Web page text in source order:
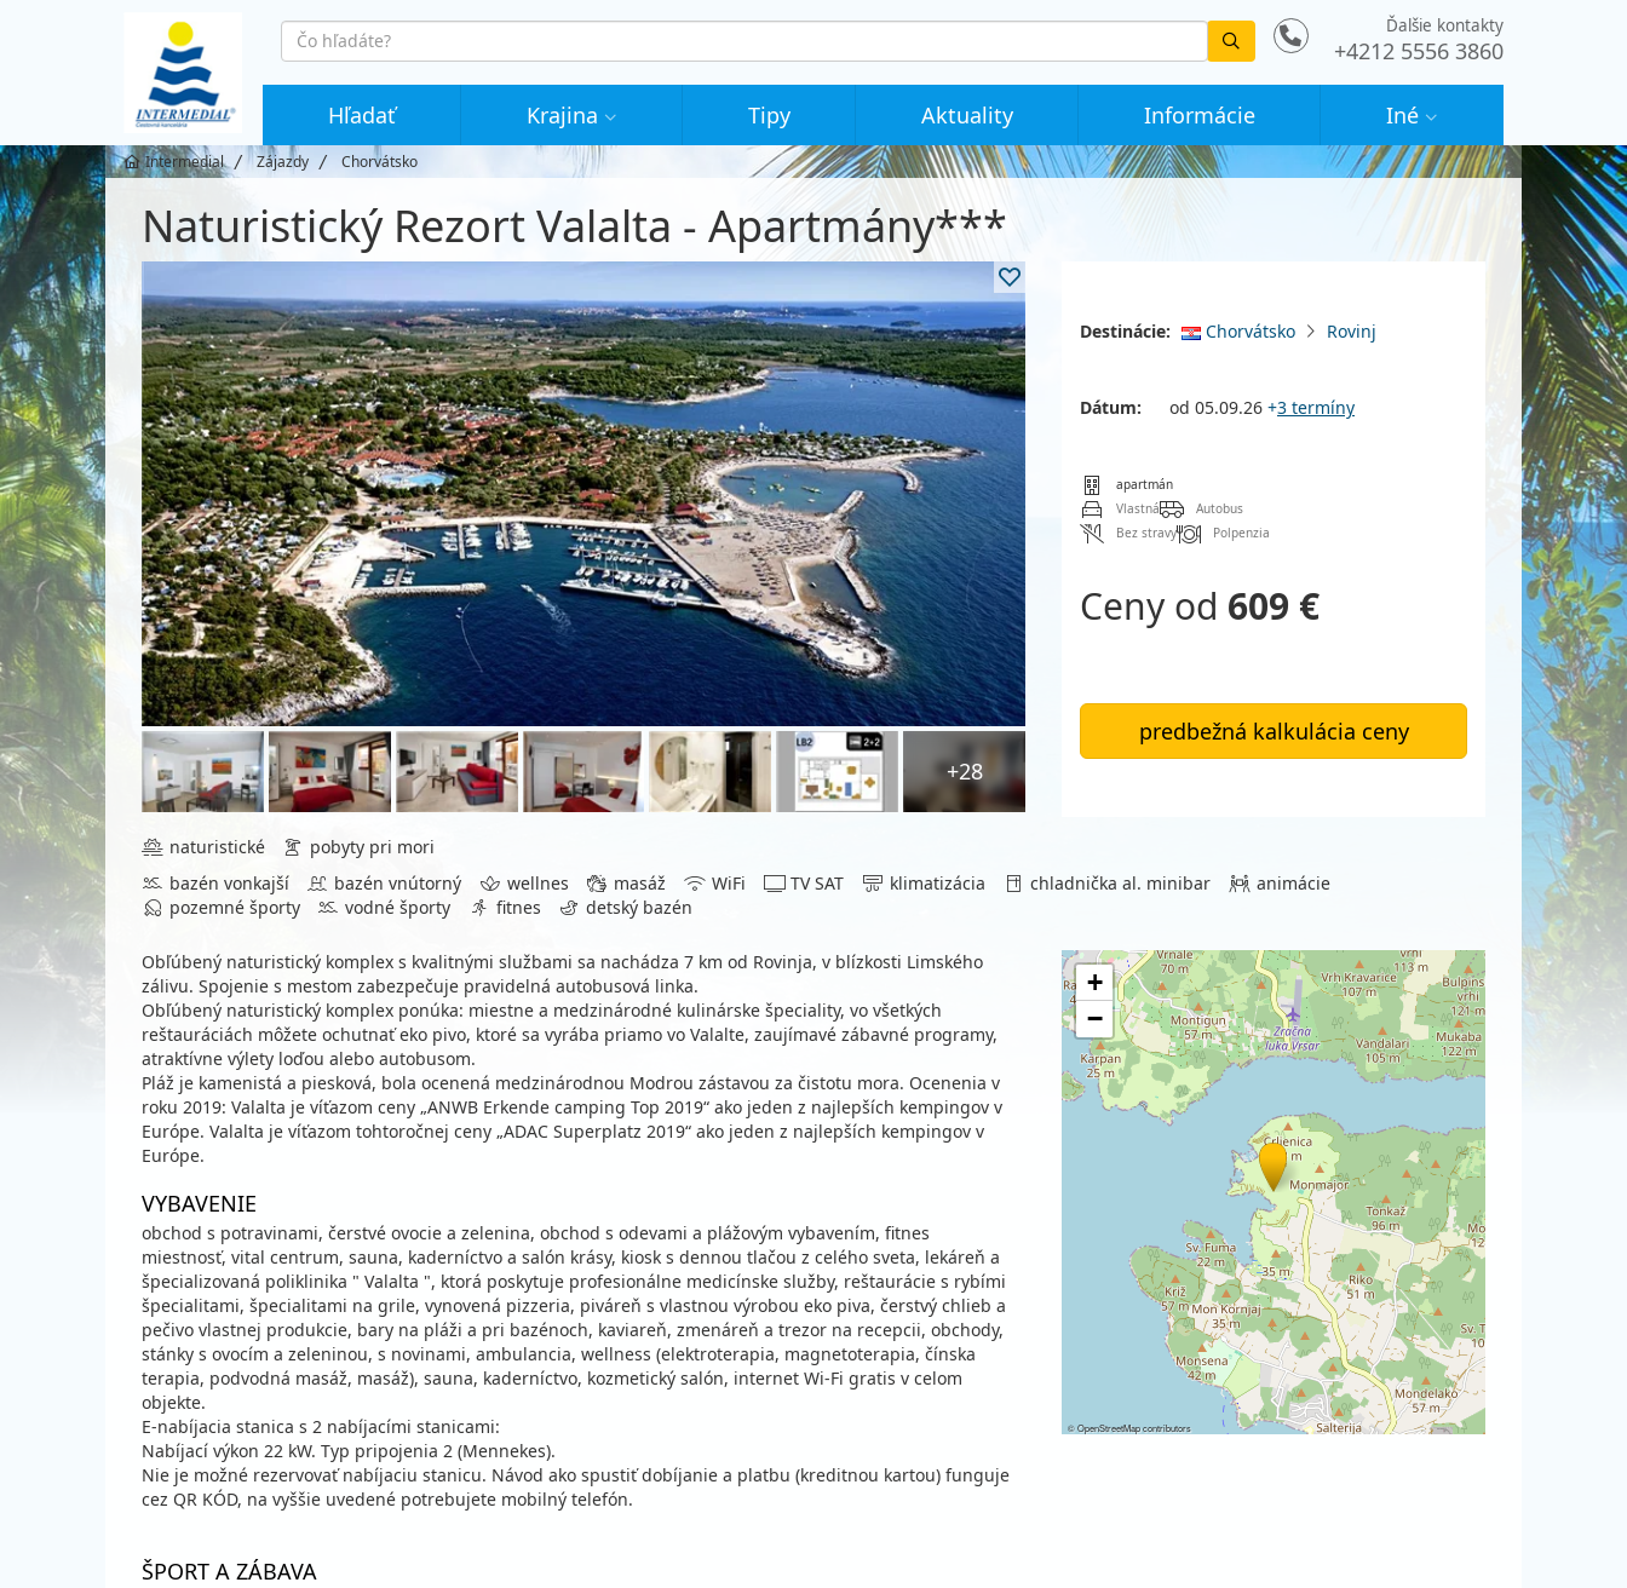
co
hledáte
Vyhledat
Ďalšie kontakty
+4212 5556 3860
Hľadať Krajina Tipy Aktuality Informácie Iné
Intermedial Zájazdy Chorvátsko
Naturistický Rezort Valalta - Apartmány***
Destinácie: Chorvátsko Rovinj
Dátum: od 05.09.26 +3 termíny
apartmán
Vlastná
Autobus
Bez stravy
Polpenzia
Ceny od 609 €
predbežná kalkulácia ceny
+28
naturistické
pobyty pri mori
bazén vonkajší
bazén vnútorný wellnes masáž WiFi TV SAT klimatizácia chladnička al. minibar
animácie
pozemné športy
vodné športy fitnes detský bazén
Obľúbený naturistický komplex s kvalitnými službami sa nachádza 7 km od Rovinja, v blízkosti Limského
zálivu. Spojenie s mestom zabezpečuje pravidelná autobusová linka.
Obľúbený naturistický komplex ponúka: miestne a medzinárodné kulinárske špeciality, vo všetkých
reštauráciách môžete ochutnať eko pivo, ktoré sa vyrába priamo vo Valalte, zaujímavé zábavné programy,
atraktívne výlety loďou alebo autobusom.
Pláž je kamenistá a piesková, bola ocenená medzinárodnou Modrou zástavou za čistotu mora. Ocenenia v
roku 2019: Valalta je víťazom ceny „ANWB Erkende camping Top 2019“ ako jeden z najlepších kempingov v
Európe. Valalta je víťazom tohtoročnej ceny „ADAC Superplatz 2019“ ako jeden z najlepších kempingov v
Európe.
VYBAVENIE
obchod s potravinami, čerstvé ovocie a zelenina, obchod s odevami a plážovým vybavením, fitnes
miestnosť, vital centrum, sauna, kaderníctvo a salón krásy, kiosk s dennou tlačou z celého sveta, lekáreň a
špecializovaná poliklinika " Valalta ", ktorá poskytuje profesionálne medicínske služby, reštaurácie s rybími
špecialitami, špecialitami na grile, vynovená pizzeria, piváreň s vlastnou výrobou eko piva, čerstvý chlieb a
pečivo vlastnej produkcie, bary na pláži a pri bazénoch, kaviareň, zmenáreň a trezor na recepcii, obchody,
stánky s ovocím a zeleninou, s novinami, ambulancia, wellness (elektroterapia, magnetoterapia, čínska
terapia, podvodná masáž, masáž), sauna, kaderníctvo, kozmetický salón, internet Wi-Fi gratis v celom
objekte.
E-nabíjacia stanica s 2 nabíjacími stanicami:
Nabíjací výkon 22 kW. Typ pripojenia 2 (Mennekes).
Nie je možné rezervovať nabíjaciu stanicu. Návod ako spustiť dobíjanie a platbu (kreditnou kartou) funguje
cez QR KÓD, na vyššie uvedené potrebujete mobilný telefón.
ŠPORT A ZÁBAVA
+
−
©OpenStreetMapcontributors